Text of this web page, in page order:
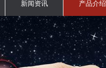
新闻资讯 产品介绍